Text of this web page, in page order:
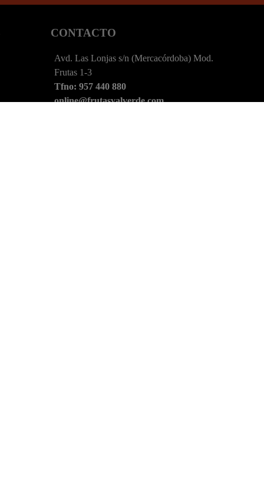
CONTACTO
Avd. Las Lonjas s/n (Mercacórdoba) Mod.
Frutas 1-3
Tfno: 957 440 880
online@frutasvalverde.com